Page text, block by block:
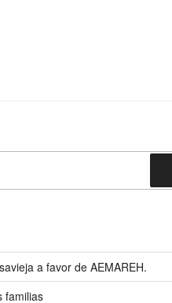
a favor de AEMAREH.
familias